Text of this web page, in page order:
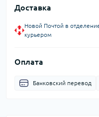
Доставка
Новой Почтой в
курьером
Оплата
Банковский перевод